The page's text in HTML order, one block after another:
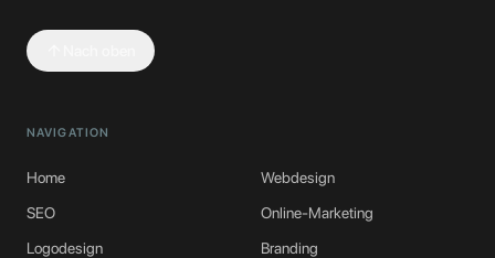
NAVIGATION
Home
Webdesign
SEO
Online-Marketing
Logodesign
Branding